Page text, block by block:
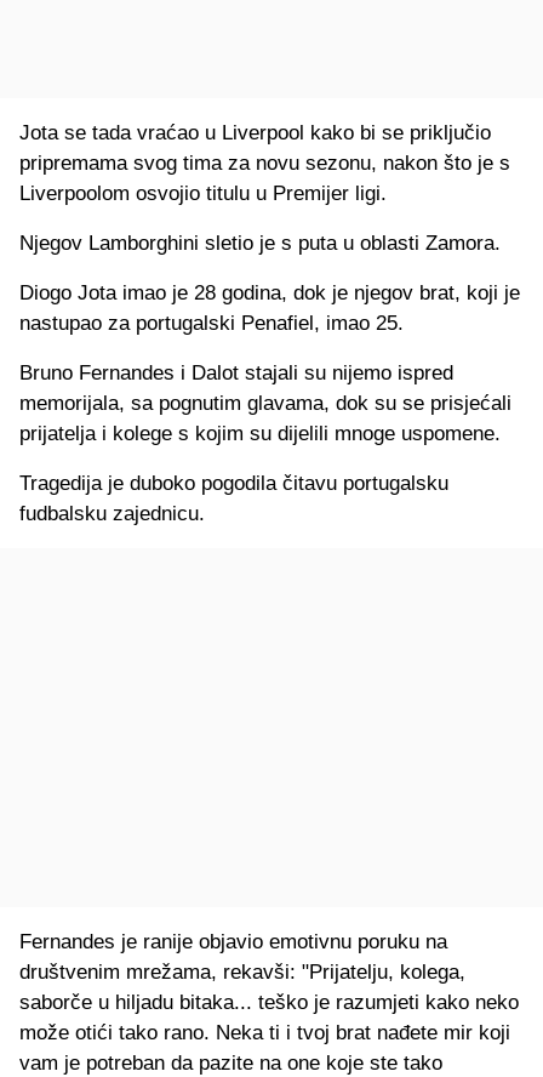
Jota se tada vraćao u Liverpool kako bi se priključio
pripremama svog tima za novu sezonu, nakon što je s
Liverpoolom osvojio titulu u Premijer ligi.
Njegov Lamborghini sletio je s puta u oblasti Zamora.
Diogo Jota imao je 28 godina, dok je njegov brat, koji je
nastupao za portugalski Penafiel, imao 25.
Bruno Fernandes i Dalot stajali su nijemo ispred
memorijala, sa pognutim glavama, dok su se prisjećali
prijatelja i kolege s kojim su dijelili mnoge uspomene.
Tragedija je duboko pogodila čitavu portugalsku
fudbalsku zajednicu.
Fernandes je ranije objavio emotivnu poruku na
društvenim mrežama, rekavši: "Prijatelju, kolega,
saborče u hiljadu bitaka... teško je razumjeti kako neko
može otići tako rano. Neka ti i tvoj brat nađete mir koji
vam je potreban da pazite na one koje ste tako